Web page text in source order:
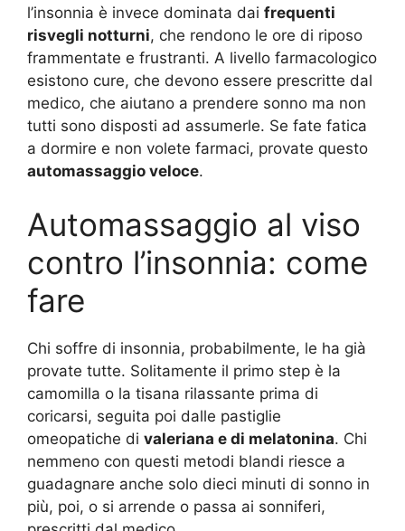
l’insonnia è invece dominata dai frequenti
risvegli notturni, che rendono le ore di riposo
frammentate e frustranti. A livello farmacologico
esistono cure, che devono essere prescritte dal
medico, che aiutano a prendere sonno ma non
tutti sono disposti ad assumerle. Se fate fatica
a dormire e non volete farmaci, provate questo
automassaggio veloce.
Automassaggio al viso
contro l’insonnia: come
fare
Chi soffre di insonnia, probabilmente, le ha già
provate tutte. Solitamente il primo step è la
camomilla o la tisana rilassante prima di
coricarsi, seguita poi dalle pastiglie
omeopatiche di valeriana e di melatonina. Chi
nemmeno con questi metodi blandi riesce a
guadagnare anche solo dieci minuti di sonno in
più, poi, o si arrende o passa ai sonniferi,